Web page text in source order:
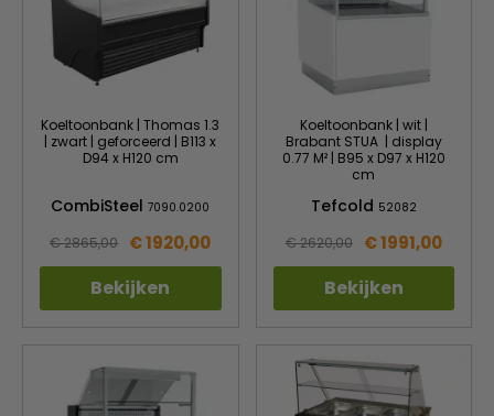
Koeltoonbank | Thomas 1.3
| zwart | geforceerd | B113 x
D94 x H120 cm
CombiSteel7090.0200
€ 2865,00 € 1920,00
Bekijken
Koeltoonbank | wit |
Brabant STUA | display
0.77 M² | B95 x D97 x H120
cm
Tefcold 52082
€ 2620,00 € 1991,00
Bekijken